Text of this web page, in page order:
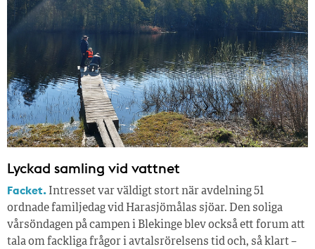
Lyckad samling vid vattnet
Facket. Intresset var väldigt stort när avdelning 51
ordnade familjedag vid Harasjömålas sjöar. Den soliga
vårsöndagen på campen i Blekinge blev också ett forum att
tala om fackliga frågor i avtalsrörelsens tid och, så klart –